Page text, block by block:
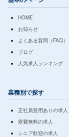
HOME
お知らせ
よくある質問（FAQ）
ブログ
人気求人ランキング
業種別で探す
正社員登用ありの求人
寮費無料の求人
シニア歓迎の求人